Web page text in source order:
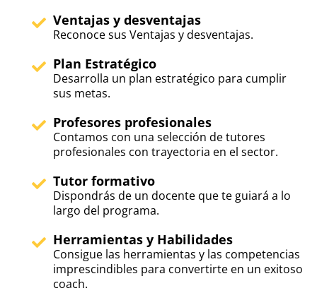
Ventajas y desventajas
Reconoce sus Ventajas y desventajas.
Plan Estratégico
Desarrolla un plan estratégico para cumplir
sus metas.
Profesores profesionales
Contamos con una selección de tutores
profesionales con trayectoria en el sector.
Tutor formativo
Dispondrás de un docente que te guiará a lo
largo del programa.
Herramientas y Habilidades
Consigue las herramientas y las competencias
imprescindibles para convertirte en un exitoso
coach.